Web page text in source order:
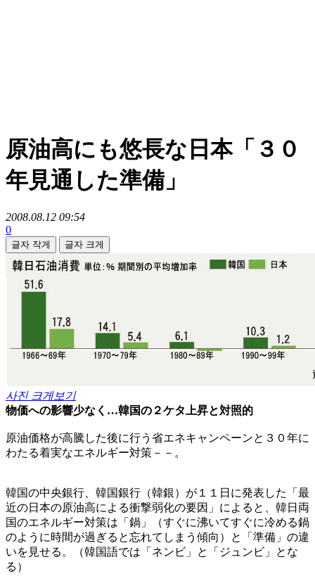
原油高にも悠長な日本「３０
年見通した準備」
2008.08.12 09:54
0
글자 작게 글자 크게
사진 크게보기
物価への影響少なく…韓国の２ケタ上昇と対照的
原油価格が高騰した後に行う省エネキャンペーンと３０年に
わたる着実なエネルギー対策－－。
韓国の中央銀行、韓国銀行（韓銀）が１１日に発表した「最
近の日本の原油高による衝撃弱化の要因」によると、韓日両
国のエネルギー対策は「鍋」（すぐに沸いてすぐに冷める鍋
のように時間が過ぎると忘れてしまう傾向）と「準備」の違
いを見せる。（韓国語では「ネンビ」と「ジュンビ」とな
る）